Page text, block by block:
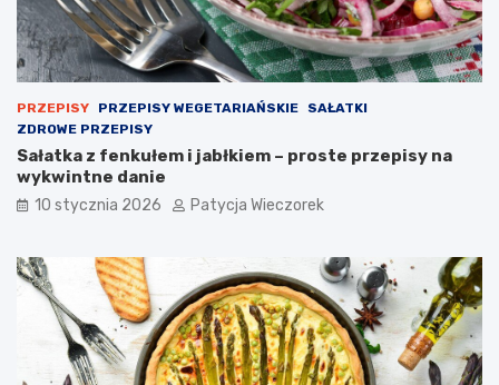
PRZEPISY PRZEPISY WEGETARIAŃSKIE
SAŁATKI
ZDROWE PRZEPISY
Sałatka z fenkułem i jabłkiem – proste przepisy na
wykwintne danie
10 stycznia 2026 Patycja Wieczorek